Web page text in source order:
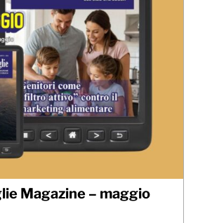
Magazine – maggio